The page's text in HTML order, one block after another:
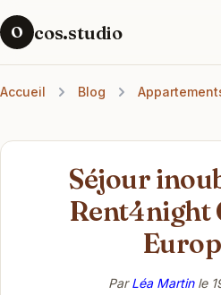
O cos.studio
Accueil Blog
Séjour
Rent4night
ParLéa Martinle